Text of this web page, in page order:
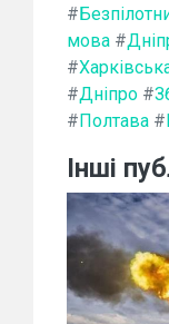
#
мова #
#
#Дніпро #
# Полтава #
Інші